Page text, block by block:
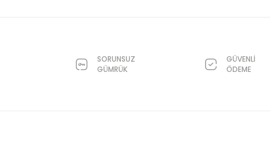
SORUNSUZ
GÜMRÜK
GÜVENLİ
ÖDEME